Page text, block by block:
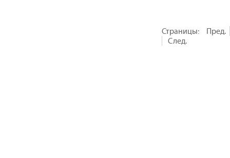
Страницы:
Пред.
След.